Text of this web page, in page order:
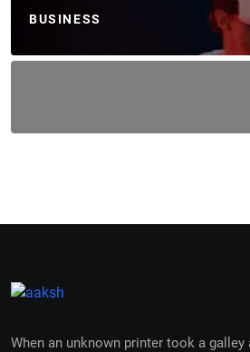
BUSINESS
When an unknown printer took a